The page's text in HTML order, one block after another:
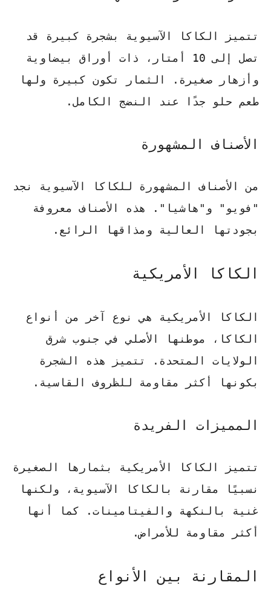
تتميز الكاكا الآسيوية بشجرة كبيرة قد
تصل إلى 10 أمتار، ذات أوراق بيضاوية
وأزهار صغيرة. الثمار تكون كبيرة ولها
طعم حلو جدًا عند النضج الكامل.
الأصناف المشهورة
من الأصناف المشهورة للكاكا الآسيوية نجد
"فويو" و"هاشيا". هذه الأصناف معروفة
بجودتها العالية ومذاقها الرائع.
الكاكا الأمريكية
الكاكا الأمريكية هي نوع آخر من أنواع
الكاكا، موطنها الأصلي في جنوب شرق
الولايات المتحدة. تتميز هذه الشجرة
بكونها أكثر مقاومة للظروف القاسية.
المميزات الفريدة
تتميز الكاكا الأمريكية بثمارها الصغيرة
نسبيًا مقارنة بالكاكا الآسيوية، ولكنها
غنية بالنكهة والفيتامينات. كما أنها
أكثر مقاومة للأمراض.
المقارنة بين الأنواع